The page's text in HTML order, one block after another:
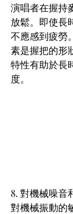
演唱者在握持
放鬆。即使長
不應感到疲勞
素是握把的形
特性有助於長
度。
8. 對機械噪音
對機械振動的